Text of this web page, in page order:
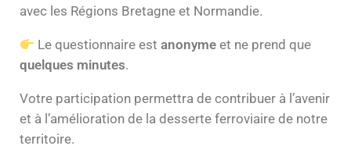
avec les Régions Bretagne et Normandie.
Le questionnaire estanonyme et ne prend que
quelques minutes.
Votre participation permettra de contribuer à l’avenir
et à l’amélioration de la desserte ferroviaire de notre
territoire.